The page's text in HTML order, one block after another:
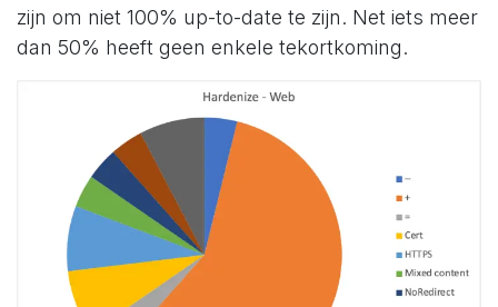
zijn om niet 100% up-to-date te zijn. Net iets meer
dan 50% heeft geen enkele tekortkoming.